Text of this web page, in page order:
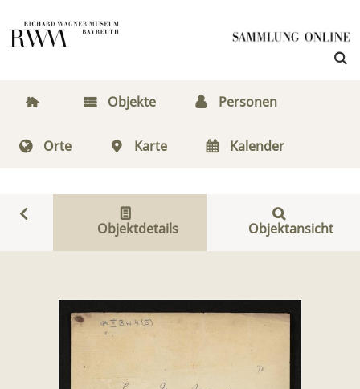
Objekte Personen
Orte Karte Kalender
Objektdetails Objektansicht